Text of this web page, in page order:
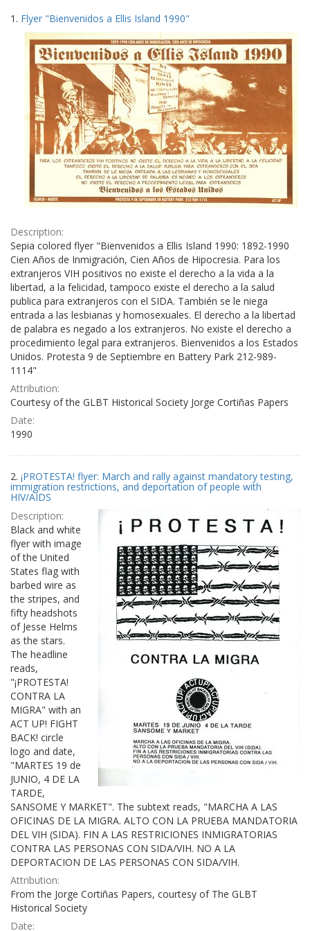
display
per
page
Search
Results
1. Flyer "Bienvenidos a Ellis Island 1990"
Description:
Sepia colored flyer "Bienvenidos a Ellis Island 1990: 1892-1990
Cien Años de Inmigración, Cien Años de Hipocresia. Para los
extranjeros VIH positivos no existe el derecho a la vida a la
libertad, a la felicidad, tampoco existe el derecho a la salud
publica para extranjeros con el SIDA. También se le niega
entrada a las lesbianas y homosexuales. El derecho a la libertad
de palabra es negado a los extranjeros. No existe el derecho a
procedimiento legal para extranjeros. Bienvenidos a los Estados
Unidos. Protesta 9 de Septiembre en Battery Park 212-989-
1114"
Attribution:
Courtesy of the GLBT Historical Society Jorge Cortiñas Papers
Date:
1990
2. ¡PROTESTA! flyer: March and rally against mandatory testing,
immigration restrictions, and deportation of people with
HIV/AIDS
Description:
Black and white
flyer with image
of the United
States flag with
barbed wire as
the stripes, and
fifty headshots
of Jesse Helms
as the stars.
The headline
reads,
"¡PROTESTA!
CONTRA LA
MIGRA" with an
ACT UP! FIGHT
BACK! circle
logo and date,
"MARTES 19 de
JUNIO, 4 DE LA
TARDE,
SANSOME Y MARKET". The subtext reads, "MARCHA A LAS
OFICINAS DE LA MIGRA. ALTO CON LA PRUEBA MANDATORIA
DEL VIH (SIDA). FIN A LAS RESTRICIONES INMIGRATORIAS
CONTRA LAS PERSONAS CON SIDA/VIH. NO A LA
DEPORTACION DE LAS PERSONAS CON SIDA/VIH.
Attribution:
From the Jorge Cortiñas Papers, courtesy of The GLBT
Historical Society
Date: